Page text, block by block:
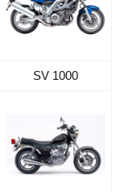
SV 1000